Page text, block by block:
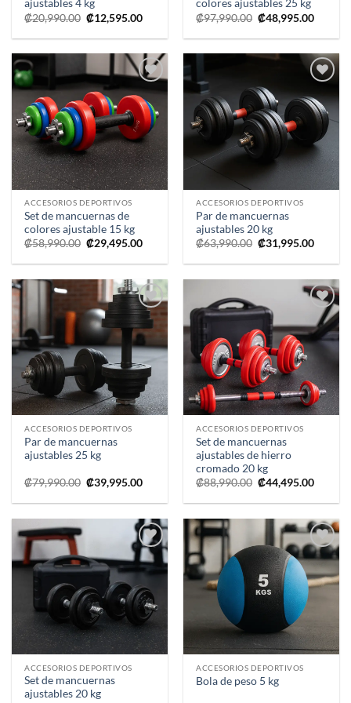
ajustables 4 kg
₡20,990.00 El
precio
original
₡20,990.00.
₡12,595.00El
actual
₡12,595.00.
colores ajustables 25 kg
₡97,990.00 El
precio
original
₡97,990.00.
₡48,995.00El
actual
Añadir
a la
lista de
deseos
ACCESORIOS DEPORTIVOS
Set de mancuernas de
colores ajustable 15 kg
₡58,990.00 El
precio
original
₡58,990.00.
₡29,495.00El
actual
₡29,495.00.
a la
lista de
deseos
ACCESORIOS DEPORTIVOS
Par de mancuernas
ajustables 20 kg
₡63,990.00 El
precio
original
₡63,990.00.
₡31,995.00El
actual
Añadir
a la
lista de
deseos
ACCESORIOS DEPORTIVOS
Par de mancuernas
ajustables 25 kg
₡79,990.00 El
precio
original
₡79,990.00.
₡39,995.00El
actual
₡39,995.00.
Añadir
a la
lista de
deseos
ACCESORIOS DEPORTIVOS
Set de mancuernas
ajustables de hierro
cromado 20 kg
₡88,990.00 El
precio
original
₡88,990.00.
₡44,495.00El
actual
Añadir
a la
deseos
ACCESORIOS DEPORTIVOS
Set de mancuernas
ajustables 20 kg
Añadir
a la
lista de
deseos
ACCESORIOS DEPORTIVOS
Bola de peso 5 kg